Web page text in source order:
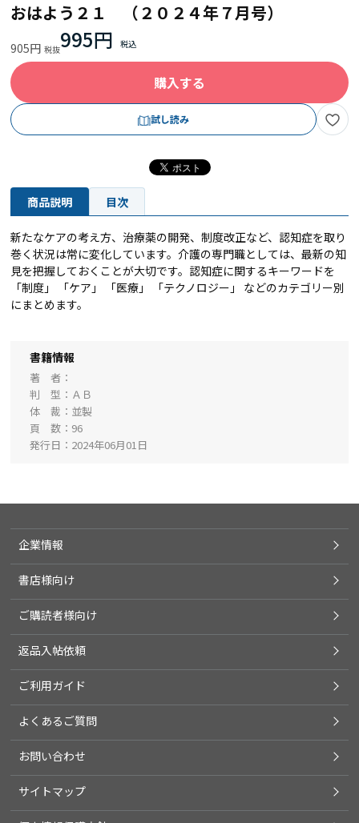
おはよう２１ （２０２４年７月号）
905円 995円
購入する
試し読み
商品説明 目次
新たなケアの考え方、治療薬の開発、制度改正など、認知症を取り
巻く状況は常に変化しています。介護の専門職としては、最新の知
見を把握しておくことが大切です。認知症に関するキーワードを
「制度」 「ケア」 「医療」 「テクノロジー」 などのカテゴリー別
にまとめます。
書籍情報
著 者
判 型
ＡＢ
体 裁
並製
頁 数
96
発行日
2024年06月01日
企業情報
書店様向け
ご購読者様向け
返品入帖依頼
ご利用ガイド
よくあるご質問
お問い合わせ
サイトマップ